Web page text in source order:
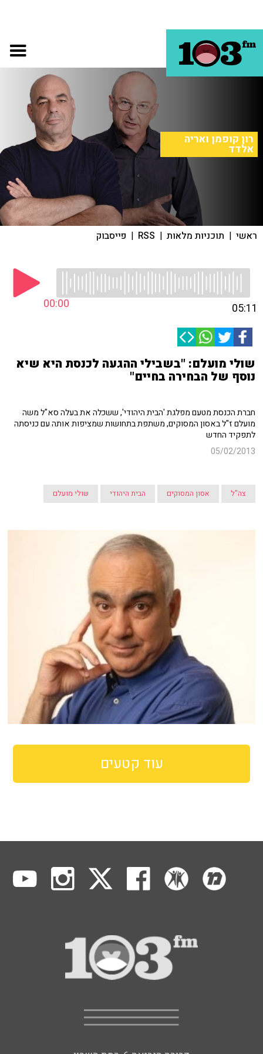
רון קופמן ואריה
אלדד
ראשי | תוכניות מלאות |
RSS
| פייסבוק
00:00 05:11
שולי מועלם: "בשבילי ההגעה לכנסת היא שיא
נוסף של הבחירה בחיים"
חברת הכנסת מטעם מפלגת 'הבית היהודי', ששכלה את בעלה סא"ל משה
מועלם ז"ל באסון המסוקים, משתפת בתחושות שמציפות אותה עם כניסתה
לתפקיד החדש
05/02/2013
צה"ל אסון המסוקים הבית היהודי שולי מועלם
עוד קטעים